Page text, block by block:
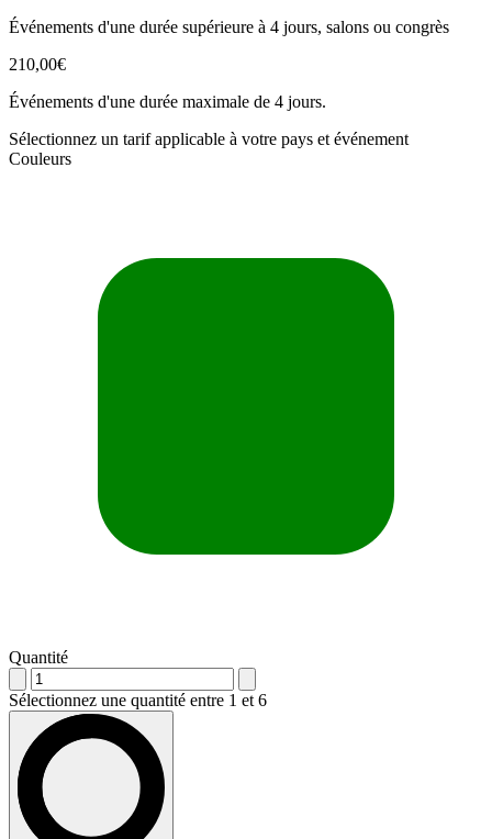
Événements d'une durée supérieure à 4 jours, salons ou congrès
210,00€
Événements d'une durée maximale de 4 jours.
Sélectionnez un tarif applicable à votre pays et événement
Couleurs
Quantité
Sélectionnez une quantité entre 1 et 6